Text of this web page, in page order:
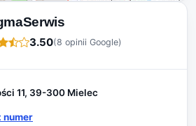
3.50(8 opinii Google)
11, 39-300 Mielec
numer